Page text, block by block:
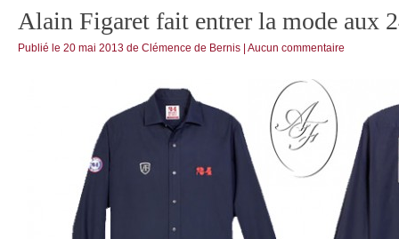
Alain Figaret fait entrer la mode aux
Publié le 20 mai 2013 de Clémence de Bernis Aucun commentaire